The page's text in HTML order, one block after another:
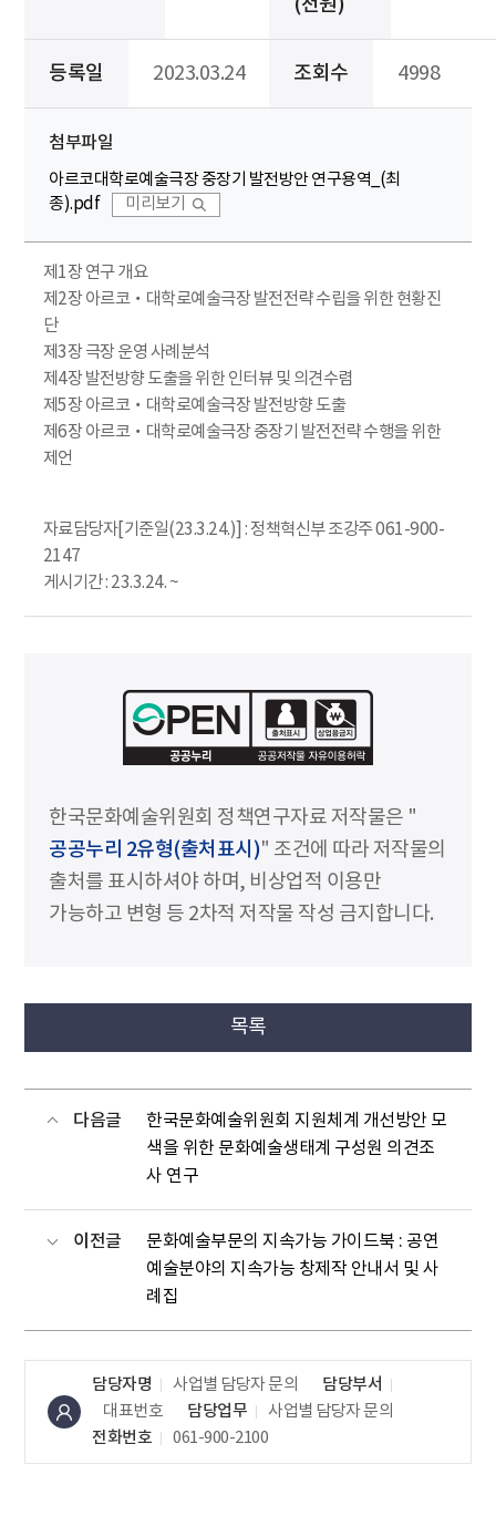
(천원)
등록일 2023.03.24 조회수 4998
첨부파일
아르코대학로예술극장 중장기 발전방안 연구용역_(최
종).pdf
미리보기
제1장 연구 개요
제2장 아르코‧대학로예술극장 발전전략 수립을 위한 현황진
단
제3장 극장 운영 사례분석
제4장 발전방향 도출을 위한 인터뷰 및 의견수렴
제5장 아르코‧대학로예술극장 발전방향 도출
제6장 아르코‧대학로예술극장 중장기 발전전략 수행을 위한
제언
자료담당자[기준일(23.3.24.)] : 정책혁신부 조강주 061-900-
2147
게시기간 : 23.3.24. ~
한국문화예술위원회 정책연구자료 저작물은 "
공공누리 2유형(출처표시)" 조건에 따라 저작물의
출처를 표시하셔야 하며, 비상업적 이용만
가능하고 변형 등 2차적 저작물 작성 금지합니다.
목록
다음글
한국문화예술위원회 지원체계 개선방안 모
색을 위한 문화예술생태계 구성원 의견조
사 연구
이전글
문화예술부문의 지속가능 가이드북 : 공연
예술분야의 지속가능 창제작 안내서 및 사
례집
담당자명 사업별 담당자 문의
담당부서
대표번호
담당업무
사업별 담당자 문의
전화번호
061-900-2100